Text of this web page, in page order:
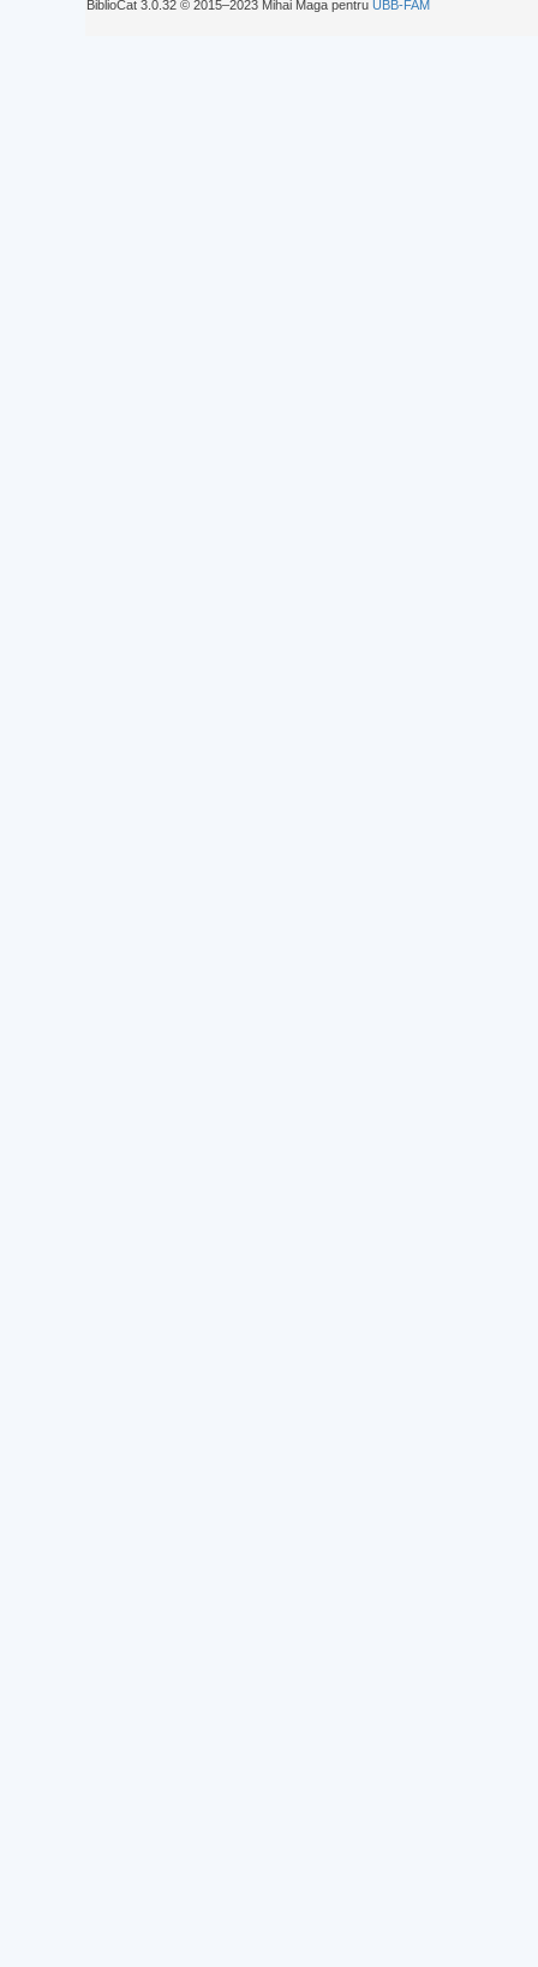
BiblioCat 3.0.32 © 2015‒2023 Mihai Maga pentru UBB-FAM